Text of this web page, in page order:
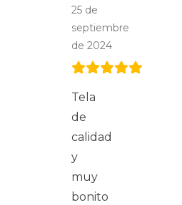
25 de
septiembre
de 2024
Tela
de
calidad
y
muy
bonito